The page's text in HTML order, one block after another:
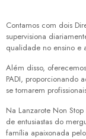
Contamos com dois
supervisiona
qualidade no ensino e
Além disso,
PADI, proporcionando
se tornarem
Na Lanzarote Non
de entusiastas do
família apaixonada